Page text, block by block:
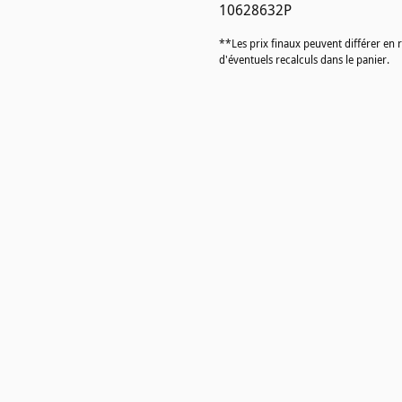
10628632P
**Les prix finaux peuvent différer en
d'éventuels recalculs dans le panier.